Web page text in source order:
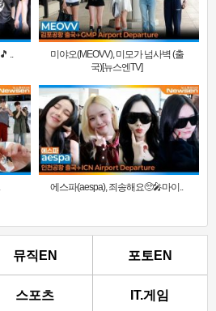
..
미야오(MEOVV), 미모가 넘사벽 (출
국)[뉴스엔TV]
에스파(aespa), 죄송해요🥺🎤마이..
뮤직EN 포토EN
스포츠 IT.게임